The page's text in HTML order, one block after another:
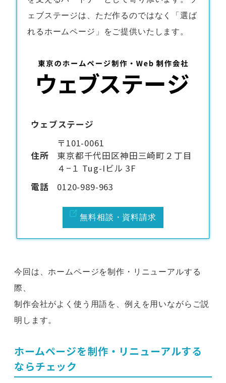
ェブステージは、ただ作るのではなく「選ば
れるホームページ」をご提供いたします。
ウェブステージ
住所
〒101-0061
東京都千代田区神田三崎町２丁目
４−１ Tug-Iビル 3F
電話
0120-989-963
無料相談・資料請求
今回は、ホームページを制作・リニューアルする
際、
制作会社がよく使う用語を、例えを用いながらご説
明します。
ホームページを制作・リニューアルする
ならチェック